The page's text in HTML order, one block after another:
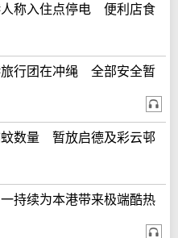
称入住点停电 便利店食
旅行团在冲绳 全部安全暂
数量 暂放启德及彩云邨
持续为本港带来极端酷热